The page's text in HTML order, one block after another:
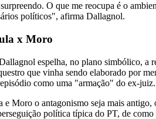
O que me reocupa é o
políticos", afirma Dallagnol.
x Moro
espelha, no plano simbólico,
que vinha sendo elaborado por
como uma "armação" do ex-juiz.
e Moro o antagonismo seja mais
política típica do PT, de